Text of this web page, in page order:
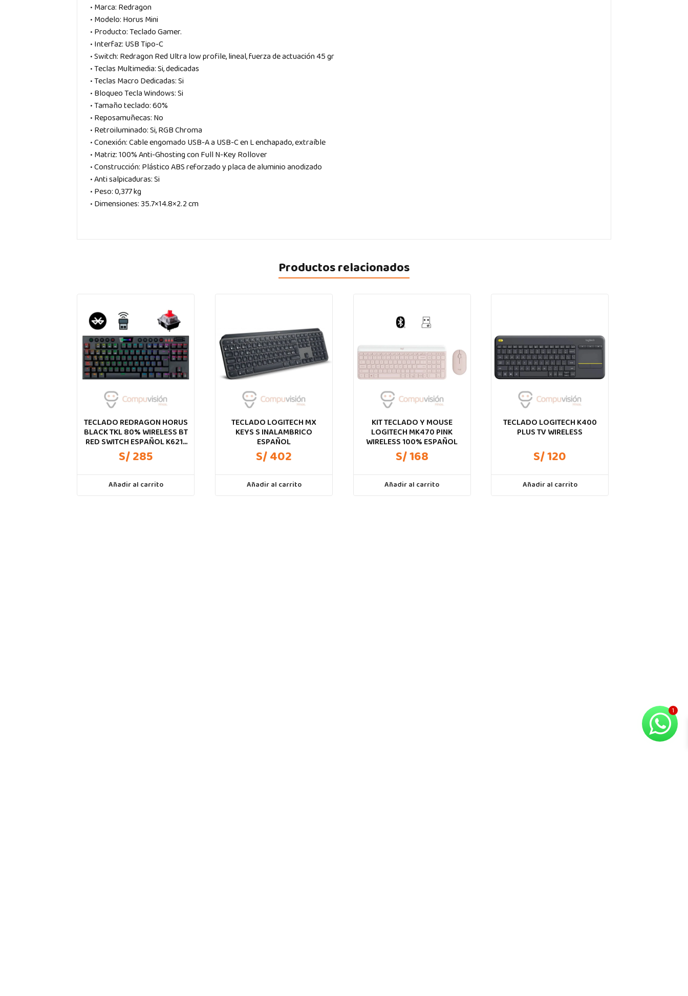
• Marca: Redragon
• Modelo: Horus Mini
• Producto: Teclado Gamer.
• Interfaz: USB Tipo-C
• Switch: Redragon Red Ultra low profile, lineal, fuerza de actuación 45 gr
• Teclas Multimedia: Si, dedicadas
• Teclas Macro Dedicadas: Si
• Bloqueo Tecla Windows: Si
• Tamaño teclado: 60%
• Reposamuñecas: No
• Retroiluminado: Si, RGB Chroma
• Conexión: Cable engomado USB-A a USB-C en L enchapado, extraíble
• Matriz: 100% Anti-Ghosting con Full N-Key Rollover
• Construcción: Plástico ABS reforzado y placa de aluminio anodizado
• Anti salpicaduras: Si
• Peso: 0,377 kg
• Dimensiones: 35.7×14.8×2.2 cm
Productos relacionados
TECLADO REDRAGON HORUS
BLACK TKL 80% WIRELESS BT
RED SWITCH ESPAÑOL K621-
RGB-SP
S/ 285
Añadir al carrito
TECLADO LOGITECH MX
KEYS S INALAMBRICO
ESPAÑOL
S/ 402
Añadir al carrito
KIT TECLADO Y MOUSE
LOGITECH MK470 PINK
WIRELESS 100% ESPAÑOL
S/ 168
Añadir al carrito
TECLADO LOGITECH K400
PLUS TV WIRELESS
S/ 120
Añadir al carrito